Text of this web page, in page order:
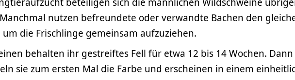
nutzen befreundete oder verwandte Bachen den
um die Frischlinge gemeinsam aufzuziehen.
behalten ihr gestreiftes Fell für etwa 12 bis 14 Wochen. Dann
sie zum ersten Mal die Farbe und erscheinen in einem